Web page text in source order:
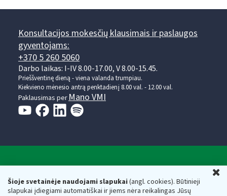
Šioje svetainėje naudojami slapukai(angl. cookies). Būtinieji
slapukai įdiegiami automatiškai ir jiems nėra reikalingas Jūsų
Konsultacijos mokesčių klausimais ir paslaugos
gyventojams:
+370 5 260 5060
Darbo laikas: I-IV 8.00-17.00, V 8.00-15.45.
Prieššventinę dieną - viena valanda trumpiau.
Kiekvieno mėnesio antrą penktadienį 8.00 val. - 12.00 val.
Paklausimas per Mano VMI
Respublikos finansų ministerijos